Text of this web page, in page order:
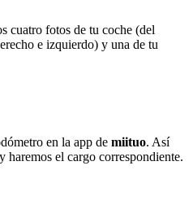
cuatro fotos de tu coche (del
e izquierdo) y una de tu
en la app de miituo. Así
haremos el cargo correspondiente.